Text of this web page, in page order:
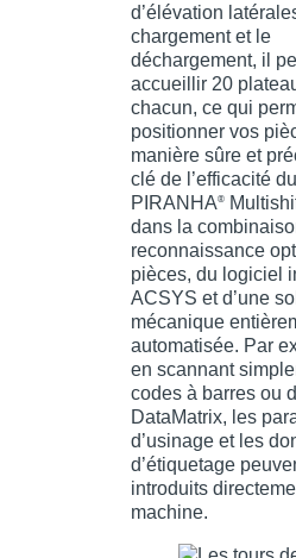
d’élévation
chargement et le
déchargement, il
accueillir 20
chacun, ce qui
positionner vos
manière sûre et
clé de l’efficacité du
PIRANHA®
dans la
reconnaissance
pièces, du logiciel
ACSYS et d’une
mécanique
automatisée. Par
en scannant
codes à barres ou
DataMatrix, les
d’usinage et les
d’étiquetage
introduits
machine.